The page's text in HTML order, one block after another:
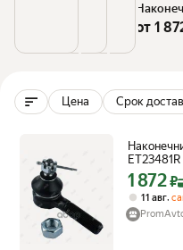
от 1
Цена Срок
ET23481R
Цена с
1 872₽
11 авг,